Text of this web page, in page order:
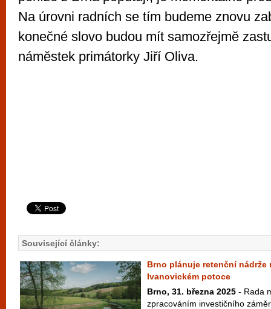
Na úrovni radních se tím budeme znovu
konečné slovo budou mít samozřejmě
náměstek primátorky Jiří Oliva.
Související články:
Brno plánuje retenční nádrže
Ivanovickém potoce
Brno, 31. března 2025 - Rada
zpracováním investičního